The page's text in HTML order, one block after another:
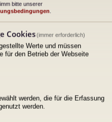
schreiben
bitte unserer
.
Cookies(immer erforderlich)
Werte und müssen
für den Betrieb der Webseite
werden, die für die Erfassung
werden.